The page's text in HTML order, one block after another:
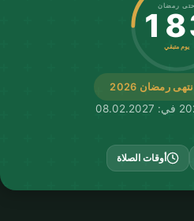
رمضان 2026
حتى رمضان
يوم متبقي
أوقات الصلاة